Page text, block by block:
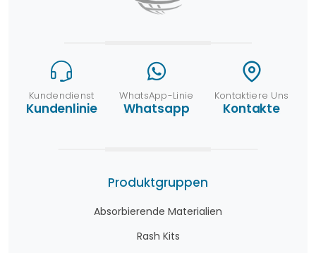
Kundendienst
Kundenlinie
WhatsApp-Linie
Whatsapp
Kontaktiere Uns
Kontakte
Produktgruppen
Absorbierende Materialien
Rash Kits